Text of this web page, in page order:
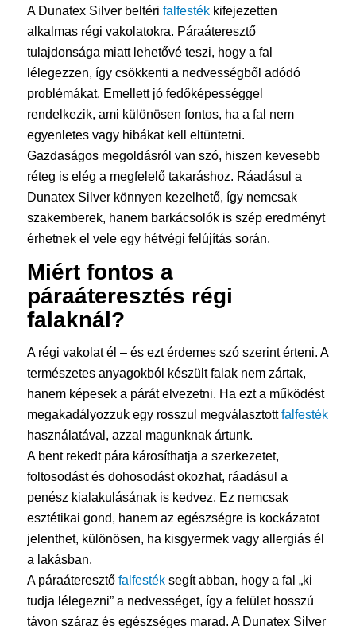
A Dunatex Silver beltéri falfestékkifejezetten
alkalmas régi vakolatokra. Páraáteresztő
tulajdonsága miatt lehetővé teszi, hogy a fal
lélegezzen, így csökkenti a nedvességből adódó
problémákat. Emellett jó fedőképességgel
rendelkezik, ami különösen fontos, ha a fal nem
egyenletes vagy hibákat kell eltüntetni.
Gazdaságos megoldásról van szó, hiszen kevesebb
réteg is elég a megfelelő takaráshoz. Ráadásul a
Dunatex Silver könnyen kezelhető, így nemcsak
szakemberek, hanem barkácsolók is szép eredményt
érhetnek el vele egy hétvégi felújítás során.
Miért fontos a
páraáteresztés régi
falaknál?
A régi vakolat él – és ezt érdemes szó szerint érteni. A
természetes anyagokból készült falak nem zártak,
hanem képesek a párát elvezetni. Ha ezt a működést
megakadályozzuk egy rosszul megválasztottfalfesték
használatával, azzal magunknak ártunk.
A bent rekedt pára károsíthatja a szerkezetet,
foltosodást és dohosodást okozhat, ráadásul a
penész kialakulásának is kedvez. Ez nemcsak
esztétikai gond, hanem az egészségre is kockázatot
jelenthet, különösen, ha kisgyermek vagy allergiás él
a lakásban.
A páraáteresztő falfestéksegít abban, hogy a fal „ki
tudja lélegezni” a nedvességet, így a felület hosszú
távon száraz és egészséges marad. A Dunatex Silver